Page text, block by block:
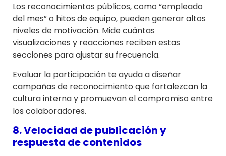
Los reconocimientos públicos, como “empleado
del mes” o hitos de equipo, pueden generar altos
niveles de motivación. Mide cuántas
visualizaciones y reacciones reciben estas
secciones para ajustar su frecuencia.
Evaluar la participación te ayuda a diseñar
campañas de reconocimiento que fortalezcan la
cultura interna y promuevan el compromiso entre
los colaboradores.
8. Velocidad de publicación y
respuesta de contenidos